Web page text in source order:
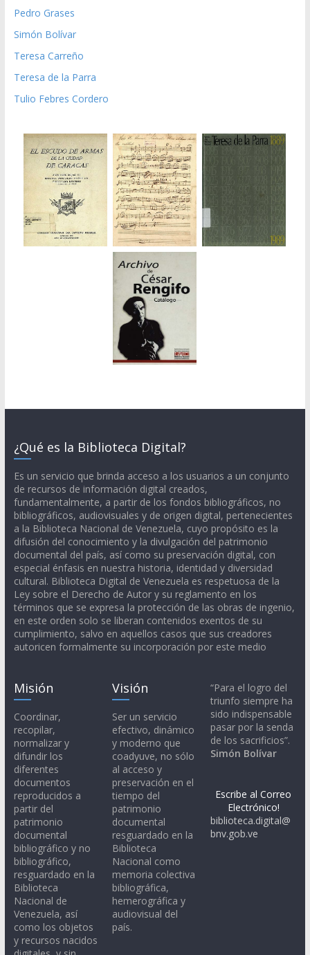
Pedro Grases
Simón Bolívar
Teresa Carreño
Teresa de la Parra
Tulio Febres Cordero
¿Qué es la Biblioteca Digital?
Es un servicio que brinda acceso a los usuarios a un conjunto
de recursos de información digital creados,
fundamentalmente, a partir de los fondos bibliográficos, no
bibliográficos, audiovisuales y de origen digital, pertenecientes
a la Biblioteca Nacional de Venezuela, cuyo propósito es la
difusión del conocimiento y la divulgación del patrimonio
documental del país, así como su preservación digital, con
especial énfasis en nuestra historia, identidad y diversidad
cultural. Biblioteca Digital de Venezuela es respetuosa de la
Ley sobre el Derecho de Autor y su reglamento en los
términos que se expresa la protección de las obras de ingenio,
en este orden solo se liberan contenidos exentos de su
cumplimiento, salvo en aquellos casos que sus creadores
autoricen formalmente su incorporación por este medio
Misión
Coordinar,
recopilar,
normalizar y
difundir los
diferentes
documentos
reproducidos a
partir del
patrimonio
documental
bibliográfico y no
bibliográfico,
resguardado en la
Biblioteca
Nacional de
Venezuela, así
como los objetos
y recursos nacidos
Visión
Ser un servicio
efectivo, dinámico
y moderno que
coadyuve, no sólo
al acceso y
preservación en el
tiempo del
patrimonio
documental
resguardado en la
Biblioteca
Nacional como
memoria colectiva
bibliográfica,
hemerográfica y
audiovisual del
país.
“Para el logro del
triunfo siempre ha
sido indispensable
pasar por la senda
de los sacrificios”.
Simón Bolívar
Escribe al Correo
Electrónico!
biblioteca.digital@
bnv.gob.ve